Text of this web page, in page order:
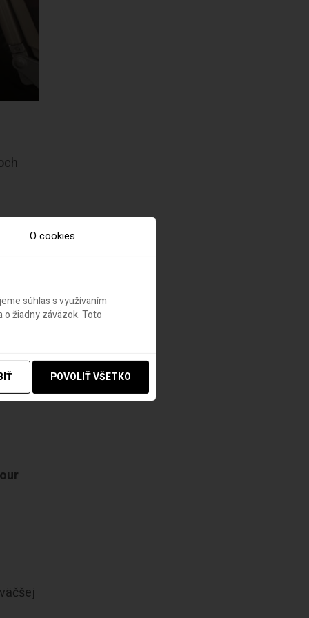
O cookies
súhlas s využívaním
žiadny záväzok. Toto
POVOLIŤ VŠETKO